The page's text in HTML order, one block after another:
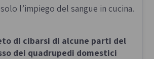
l’impiego del sangue in cucina.
di cibarsi di alcune parti del
dei quadrupedi domestici